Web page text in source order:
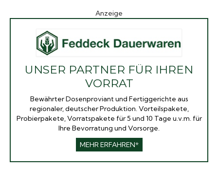
Anzeige
UNSER PARTNER FÜR IHREN
VORRAT
Bewährter Dosenproviant und Fertiggerichte aus
regionaler, deutscher Produktion. Vorteilspakete,
Probierpakete, Vorratspakete für 5 und 10 Tage u.v.m. für
Ihre Bevorratung und Vorsorge.
MEHR ERFAHREN*